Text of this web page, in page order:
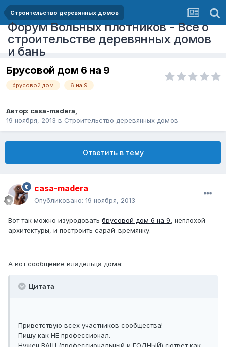
Строительство деревянных домов
Форум Вольных плотников - Все о
строительстве деревянных домов
и бань
Брусовой дом 6 на 9
брусовой дом 6 на 9
Автор: casa-madera,
19 ноября, 2013 в Строительство деревянных домов
Ответить в тему
casa-madera
Опубликовано: 19 ноября, 2013
Вот так можно изуродовать брусовой дом 6 на 9, неплохой
архитектуры, и построить сарай-времянку.
А вот сообщение владельца дома:
Цитата
Приветствую всех участников сообщества!
Пишу как НЕ профессионал.